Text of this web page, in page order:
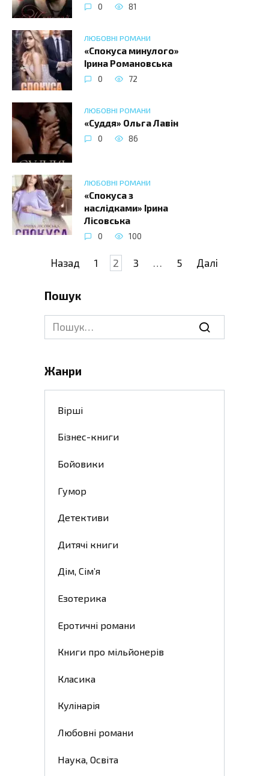
0 81
ЛЮБОВНІ РОМАНИ
«Спокуса минулого»
Ірина Романовська
0 72
ЛЮБОВНІ РОМАНИ
«Суддя» Ольга Лавін
0 86
ЛЮБОВНІ РОМАНИ
«Спокуса з
наслідками» Ірина
Лісовська
0 100
НавігаціяНазад 1 2 3 … 5 Далі
Пошук
Search
Жанри
Вірші
Бізнес-книги
Бойовики
Гумор
Детективи
Дитячі книги
Дім, Сім’я
Езотерика
Еротичні романи
Книги про мільйонерів
Класика
Кулінарія
Любовні романи
Наука, Освіта